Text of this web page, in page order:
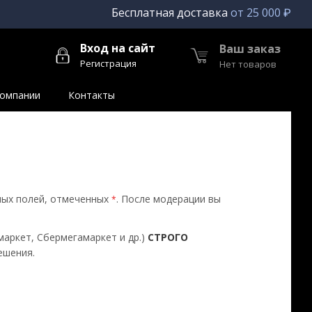
Бесплатная доставка от 25 000 ₽
Вход на сайт
Регистрация
Ваш заказ
Нет товаров
Контакты
полей, отмеченных *. После модерации вы
Сбермегамаркет и др.) СТРОГО